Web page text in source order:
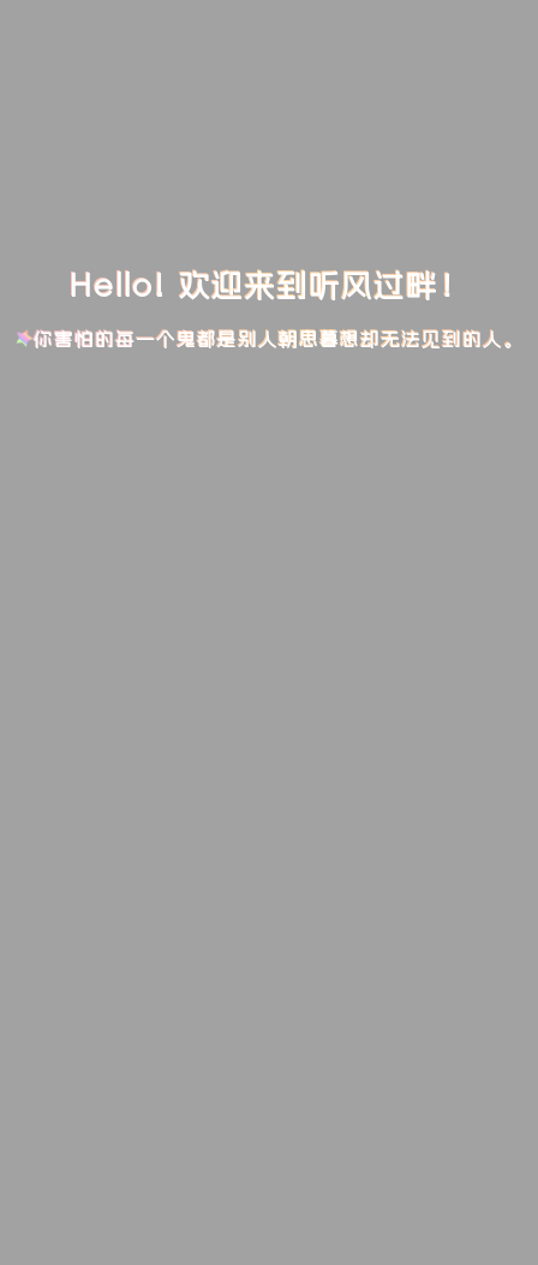
Hello! 欢迎来到听风过畔！
你害怕的每一个鬼都是别人朝思暮想却无法见到的人。